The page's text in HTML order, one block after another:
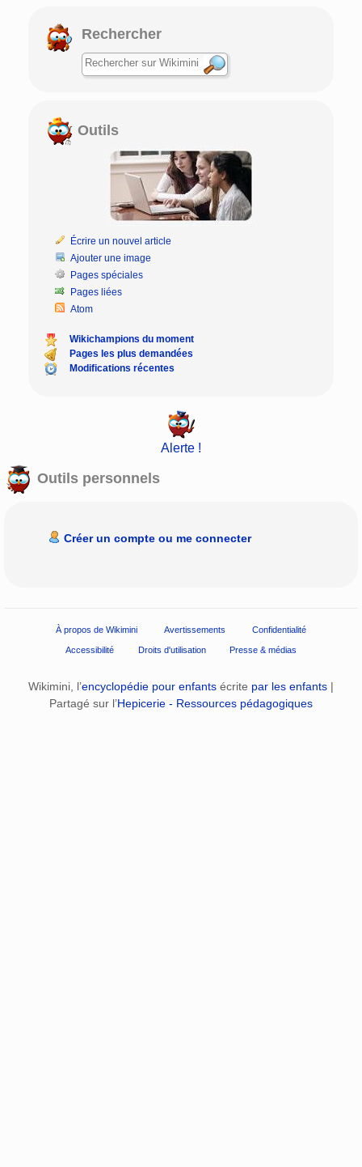
Rechercher
Outils
Écrire un nouvel article
Ajouter une image
Pages spéciales
Pages liées
Atom
Wikichampions du moment
Pages les plus demandées
Modifications récentes
Alerte !
Outils personnels
Créer un compte ou me connecter
À propos de Wikimini Avertissements Confidentialité
Accessibilité Droits d'utilisation Presse & médias
Wikimini, l’encyclopédie pour enfants écrite par les enfants |
Partagé sur l’Hepicerie - Ressources pédagogiques